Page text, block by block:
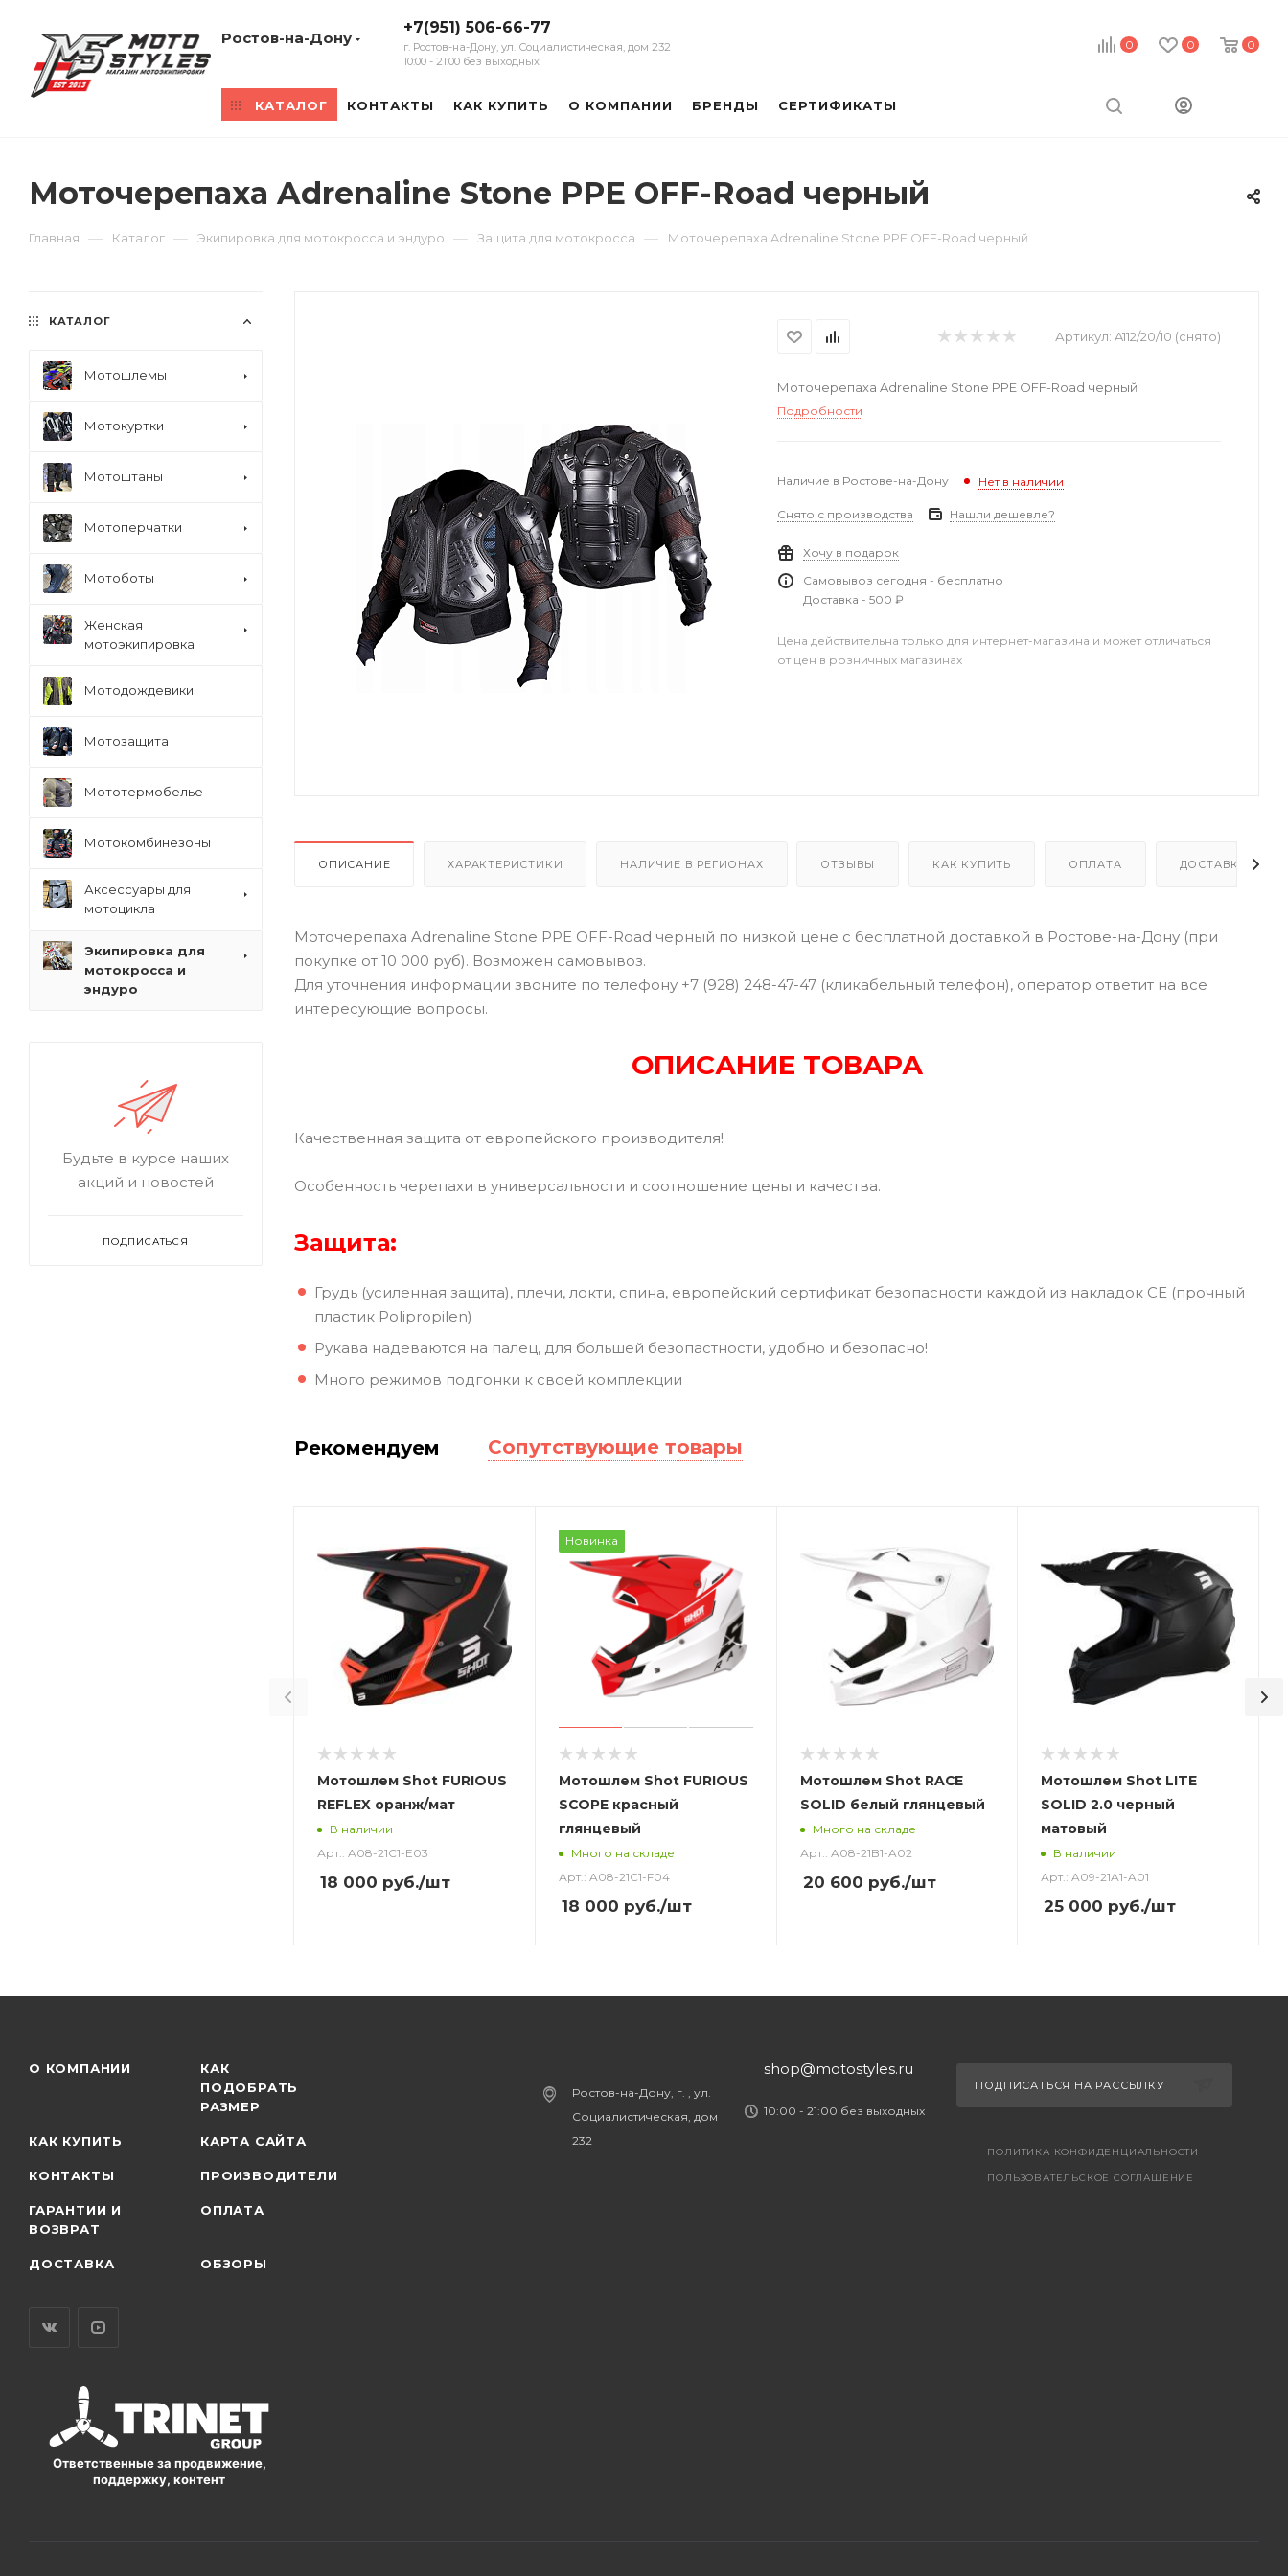
0 0 0
Ростов-на-Дону
+7(951) 506-66-77
г. Ростов-на-Дону, ул. Социалистическая, дом 232
10:00 - 21:00 без выходных
КАТАЛОГ КОНТАКТЫ КАК КУПИТЬ О КОМПАНИИ БРЕНДЫ СЕРТИФИКАТЫ
Моточерепаха Adrenaline Stone PPE OFF-Road черный
Главная — Каталог — Экипировка для мотокросса и эндуро — Защита для мотокросса — Моточерепаха Adrenaline Stone PPE OFF-Road черный
Артикул: A112/20/10 (снято)
Моточерепаха Adrenaline Stone PPE OFF-Road черный
Подробности
Наличие в Ростове-на-Дону Нет в наличии
Снято с производства Нашли дешевле?
Хочу в подарок
Самовывоз сегодня - бесплатно
Доставка - 500 ₽
Цена действительна только для интернет-магазина и может отличаться
от цен в розничных магазинах
ОПИСАНИЕ ХАРАКТЕРИСТИКИ НАЛИЧИЕ В РЕГИОНАХ ОТЗЫВЫ КАК КУПИТЬ ОПЛАТА ДОСТАВКА
Моточерепаха Adrenaline Stone PPE OFF-Road черный по низкой цене с бесплатной доставкой в Ростове-на-Дону (при
покупке от 10 000 руб). Возможен самовывоз.
Для уточнения информации звоните по телефону +7 (928) 248-47-47 (кликабельный телефон), оператор ответит на все
интересующие вопросы.
ОПИСАНИЕ ТОВАРА
Качественная защита от европейского производителя!
Особенность черепахи в универсальности и соотношение цены и качества.
Защита:
Грудь (усиленная защита), плечи, локти, спина, европейский сертификат безопасности каждой из накладок СЕ (прочный
пластик Polipropilen)
Рукава надеваются на палец, для большей безопастности, удобно и безопасно!
Много режимов подгонки к своей комплекции
Рекомендуем Сопутствующие товары
Мотошлем Shot FURIOUS
REFLEX оранж/мат
В наличии
Арт.: A08-21C1-E03
18 000 руб./шт
Новинка
Мотошлем Shot FURIOUS
SCOPE красный
глянцевый
Много на складе
Арт.: A08-21C1-F04
18 000 руб./шт
Мотошлем Shot RACE
SOLID белый глянцевый
Много на складе
Арт.: A08-21B1-A02
20 600 руб./шт
Мотошлем Shot LITE
SOLID 2.0 черный
матовый
В наличии
Арт.: A09-21A1-A01
25 000 руб./шт
КАТАЛОГ
Мотошлемы
Мотокуртки
Мотоштаны
Мотоперчатки
Мотоботы
Женская
мотоэкипировка
Мотодождевики
Мотозащита
Мототермобелье
Мотокомбинезоны
Аксессуары для
мотоцикла
Экипировка для
мотокросса и
эндуро
Будьте в курсе наших
акций и новостей
ПОДПИСАТЬСЯ
О КОМПАНИИ
КАК
ПОДОБРАТЬ
РАЗМЕР
КАК КУПИТЬ КАРТА САЙТА
КОНТАКТЫ ПРОИЗВОДИТЕЛИ
ГАРАНТИИ И
ВОЗВРАТ
ОПЛАТА
ДОСТАВКА ОБЗОРЫ
Ответственные за продвижение,
поддержку, контент
Ростов-на-Дону, г. , ул.
Социалистическая, дом
232
shop@motostyles.ru
10:00 - 21:00 без выходных
ПОДПИСАТЬСЯ НА РАССЫЛКУ
ПОЛИТИКА КОНФИДЕНЦИАЛЬНОСТИ
ПОЛЬЗОВАТЕЛЬСКОЕ СОГЛАШЕНИЕ